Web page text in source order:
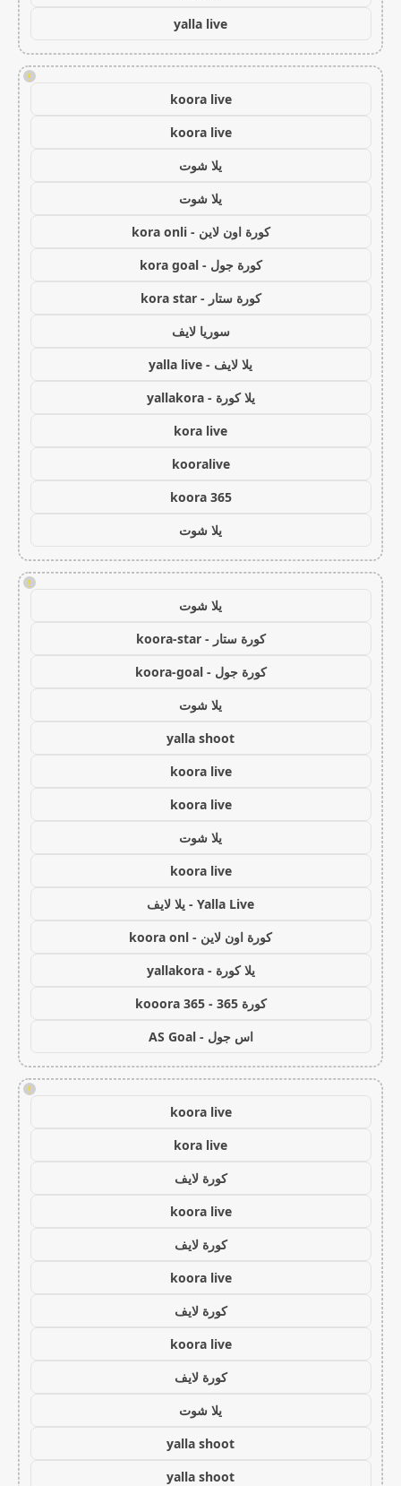
yalla live
!
koora live
koora live
يلا شوت
يلا شوت
كورة اون لاين - kora onli
كورة جول - kora goal
كورة ستار - kora star
سوريا لايف
يلا لايف - yalla live
يلا كورة - yallakora
kora live
kooralive
koora 365
يلا شوت
!
يلا شوت
كورة ستار - koora-star
كورة جول - koora-goal
يلا شوت
yalla shoot
koora live
koora live
يلا شوت
koora live
Yalla Live - يلا لايف
كورة اون لاين - koora onl
يلا كورة - yallakora
كورة 365 - kooora 365
اس جول - AS Goal
!
koora live
kora live
كورة لايف
koora live
كورة لايف
koora live
كورة لايف
koora live
كورة لايف
يلا شوت
yalla shoot
yalla shoot